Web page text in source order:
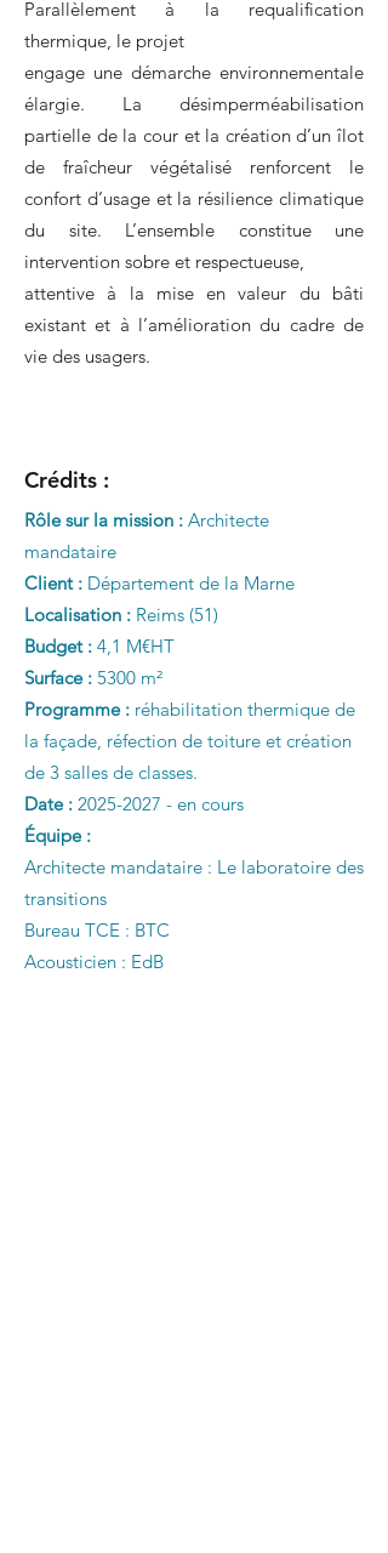
Parallèlement à la requalification
thermique, le projet
engage une démarche environnementale
élargie. La désimperméabilisation
partielle de la cour et la création d’un îlot
de fraîcheur végétalisé renforcent le
confort d’usage et la résilience climatique
du site. L’ensemble constitue une
intervention sobre et respectueuse,
attentive à la mise en valeur du bâti
existant et à l’amélioration du cadre de
vie des usagers.
Crédits :
Rôle sur la mission : Architecte
mandataire
Client : Département de la Marne
Localisation : Reims (51)
Budget : 4,1 M€HT
Surface : 5300 m²
Programme : réhabilitation thermique de
la façade, réfection de toiture et création
de 3 salles de classes.
Date : 2025-2027 - en cours
Équipe :
Architecte mandataire : Le laboratoire des
transitions
Bureau TCE : BTC
Acousticien : EdB